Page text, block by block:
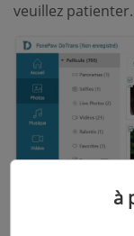
veuillez patienter.
à